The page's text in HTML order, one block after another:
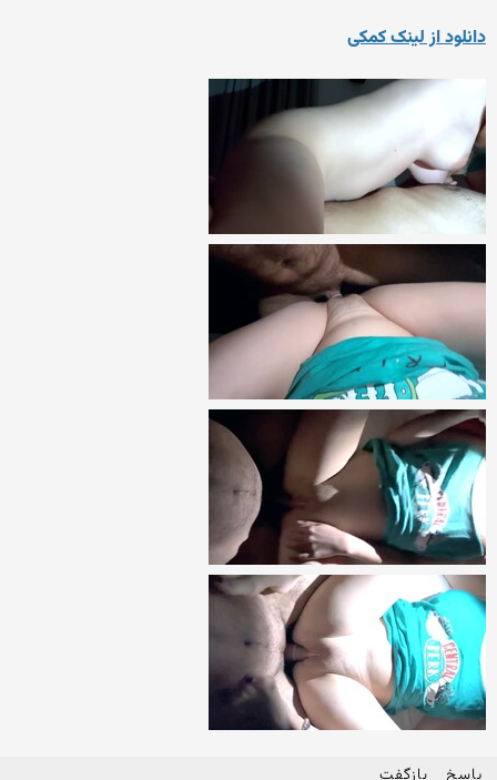
دانلود از لینک کمکی